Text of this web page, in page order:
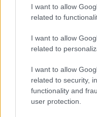
I want to allow
related to
I want to allow
related to
I want to allow
related to security,
functionality and
user protection.
emergentes y
CIENCIA Y TECNOLOGÍA